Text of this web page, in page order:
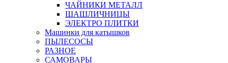
ЧАЙНИКИ МЕТАЛЛ
ШАШЛИЧНИЦЫ
ЭЛЕКТРО ПЛИТКИ
Машинки для катышков
ПЫЛЕСОСЫ
РАЗНОЕ
САМОВАРЫ